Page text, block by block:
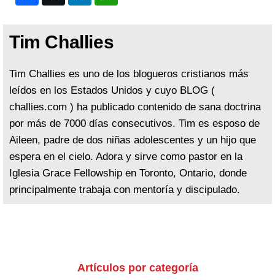
Tim Challies
Tim Challies es uno de los blogueros cristianos más
leídos en los Estados Unidos y cuyo BLOG (
challies.com ) ha publicado contenido de sana doctrina
por más de 7000 días consecutivos. Tim es esposo de
Aileen, padre de dos niñas adolescentes y un hijo que
espera en el cielo. Adora y sirve como pastor en la
Iglesia Grace Fellowship en Toronto, Ontario, donde
principalmente trabaja con mentoría y discipulado.
Artículos por categoría